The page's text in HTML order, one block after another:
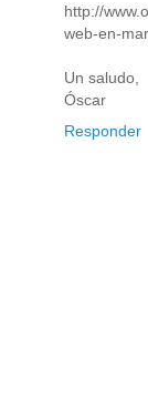
http://
web-en-
Un saludo,
Óscar
Responder